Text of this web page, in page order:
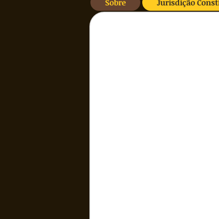
Sobre Jurisdição